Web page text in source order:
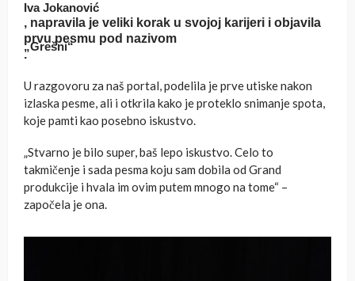
Iva Jokanović
, napravila je veliki korak u svojoj karijeri i objavila
prvu pesmu pod nazivom
„Grešni“
.
U razgovoru za naš portal, podelila je prve utiske nakon
izlaska pesme, ali i otkrila kako je proteklo snimanje spota,
koje pamti kao posebno iskustvo.
„Stvarno je bilo super, baš lepo iskustvo. Celo to
takmičenje i sada pesma koju sam dobila od Grand
produkcije i hvala im ovim putem mnogo na tome“ –
započela je ona.